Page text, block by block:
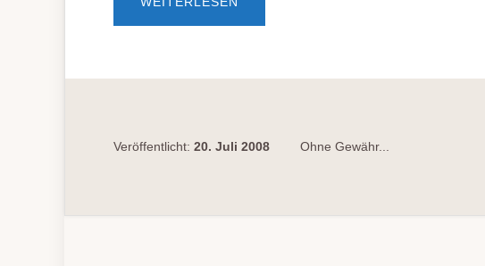
IMMER
IMMER
Veröffentlicht: 20. Juli 2008 Ohne Gewähr...